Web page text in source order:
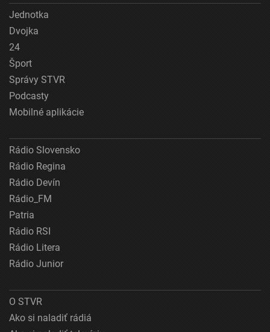
Jednotka
Dvojka
24
Šport
Správy STVR
Podcasty
Mobilné aplikácie
Rádio Slovensko
Rádio Regina
Rádio Devín
Rádio_FM
Patria
Rádio RSI
Rádio Litera
Rádio Junior
O STVR
Ako si naladiť rádiá